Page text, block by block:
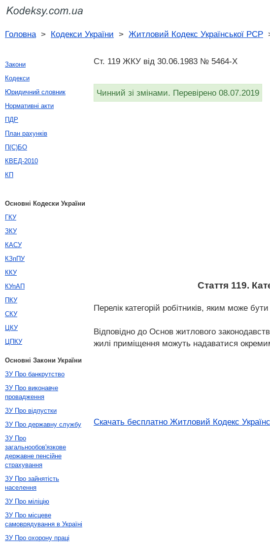
Головна> Кодекси України > Житловий Кодекс Української РСР
Ст. 119 ЖКУ від 30.06.1983 № 5464-X
Чинний зі змінами. Перевірено 08.07.2019
Стаття 119.
Перелік категорій робітників, яким може
Відповідно до Основ житлового
жилі приміщення можуть надаватися
Скачать бесплатно Житловий Кодекс
Закони
Кодекси
Юридичний словник
Нормативні акти
ПДР
План рахунків
П(С)БО
КВЕД-2010
КП
Основні Кодески України
ГКУ
ЗКУ
КАСУ
КЗпПУ
ККУ
КУпАП
ПКУ
СКУ
ЦКУ
ЦПКУ
Основні Закони України
ЗУ Про банкрутство
ЗУ Про виконавче
провадження
ЗУ Про відпустки
ЗУ Про державну службу
ЗУ Про
загальнообов'язкове
державне пенсійне
страхування
ЗУ Про зайнятість
населення
ЗУ Про міліцію
ЗУ Про місцеве
самоврядування в Україні
ЗУ Про охорону праці